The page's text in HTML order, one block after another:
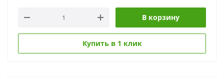
В корзину
Купить в 1 клик